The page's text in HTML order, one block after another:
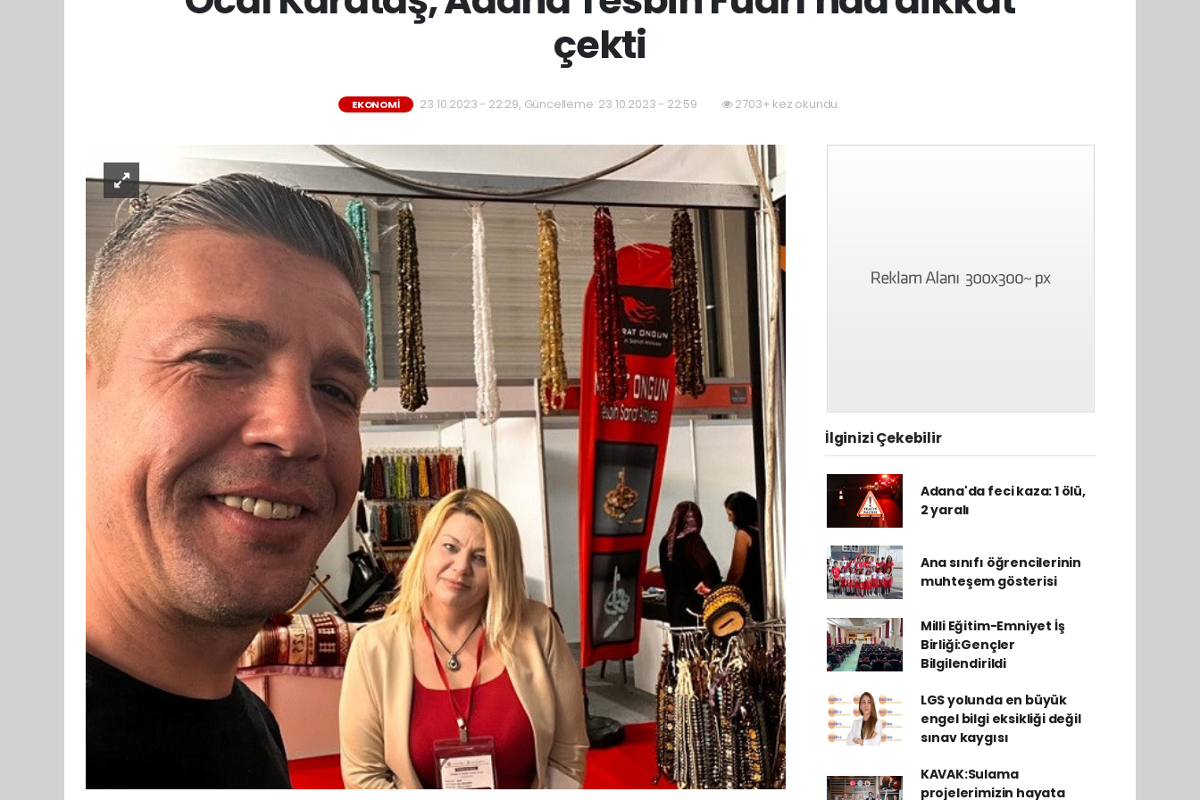
çekti
EKONOMİ 23.10.2023 - 22:29, Güncelleme: 23.10.2023 - 22:59 2703+ kez okundu.
İlginizi Çekebilir
Adana'da feci kaza: 1 ölü,
2 yaralı
Ana sınıfı öğrencilerinin
muhteşem gösterisi
Milli Eğitim-Emniyet İş
Birliği:Gençler
Bilgilendirildi
LGS yolunda en büyük
engel bilgi eksikliği değil
sınav kaygısı
KAVAK:Sulama
projelerimizin hayata